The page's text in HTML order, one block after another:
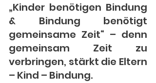
„Kinder benötigen Bindung
& Bindung benötigt
gemeinsame Zeit“ – denn
gemeinsam Zeit zu
verbringen, stärkt die Eltern
– Kind – Bindung.